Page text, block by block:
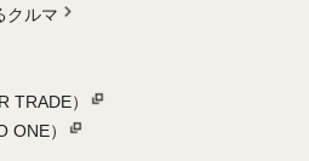
クルマ
TRADE）
ONE）